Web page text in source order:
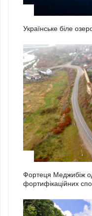
Українське біле
Фортеця Меджибіж
фортифікаційних